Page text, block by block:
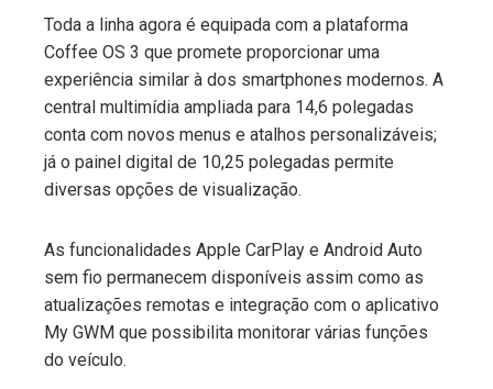
Toda a linha agora é equipada com a plataforma
Coffee OS 3 que promete proporcionar uma
experiência similar à dos smartphones modernos. A
central multimídia ampliada para 14,6 polegadas
conta com novos menus e atalhos personalizáveis;
já o painel digital de 10,25 polegadas permite
diversas opções de visualização.
As funcionalidades Apple CarPlay e Android Auto
sem fio permanecem disponíveis assim como as
atualizações remotas e integração com o aplicativo
My GWM que possibilita monitorar várias funções
do veículo.